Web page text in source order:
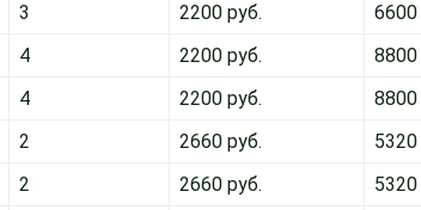
3 2200 руб.
6600
4 2200 руб.
8800
4 2200 руб.
8800
2 2660 руб.
5320
2 2660 руб.
5320